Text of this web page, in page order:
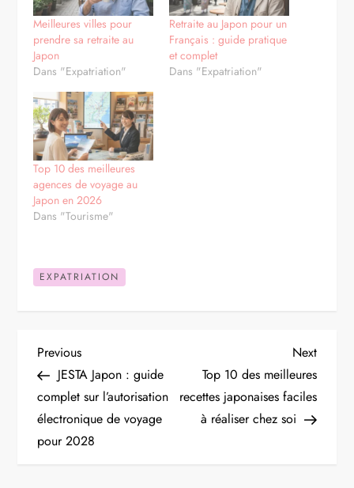
Meilleures villes pour
prendre sa retraite au
Japon
Dans "Expatriation"
Retraite au Japon pour un
Français : guide pratique
et complet
Dans "Expatriation"
Top 10 des meilleures
agences de voyage au
Japon en 2026
Dans "Tourisme"
EXPATRIATION
N
a
v
Previous
Post
Previous
JESTA Japon : guide
complet sur l’autorisation
électronique de voyage
pour 2028
Next
Post
Next
Top 10 des meilleures
recettes japonaises faciles
à réaliser chez soi